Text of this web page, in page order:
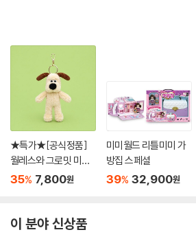
★특가★[공식정품]
월레스와 그로밋 미니
키링 인형 - 12cm
35% 7,800원
미미월드 리틀미미 가
방집 스페셜
39% 32,900원
이 분야 신상품